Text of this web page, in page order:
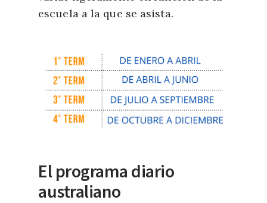
escuela a la que se asista.
El programa diario
australiano